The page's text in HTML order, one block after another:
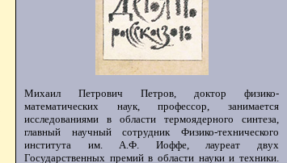
Михаил Петрович Петров, доктор физико-
математических наук, профессор, занимается
исследованиями в области термоядерного синтеза,
главный научный сотрудник Физико-технического
института им. А.Ф. Иоффе, лауреат двух
Государственных премий в области науки и техники.